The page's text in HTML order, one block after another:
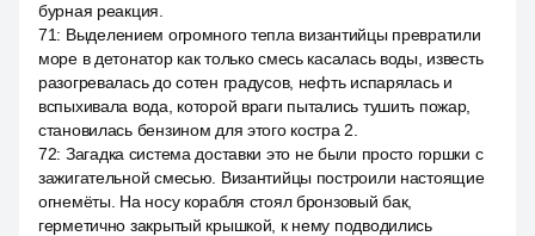
бурная реакция.
71: Выделением огромного тепла византийцы превратили
море в детонатор как только смесь касалась воды, известь
разогревалась до сотен градусов, нефть испарялась и
вспыхивала вода, которой враги пытались тушить пожар,
становилась бензином для этого костра 2.
72: Загадка система доставки это не были просто горшки с
зажигательной смесью. Византийцы построили настоящие
огнемёты. На носу корабля стоял бронзовый бак,
герметично закрытый крышкой, к нему подводились